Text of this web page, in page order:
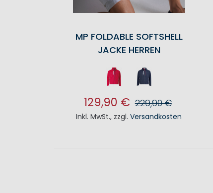
MP FOLDABLE SOFTSHELL
JACKE HERREN
129,90 € 229,90 €
Inkl. MwSt., zzgl.Versandkosten